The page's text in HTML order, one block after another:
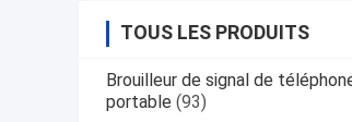
TOUS LES PRODUITS
Brouilleur de signal de
portable (93)